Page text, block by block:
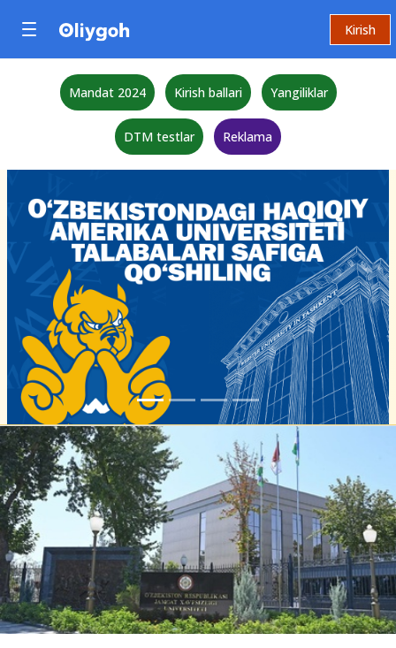
Kirish
Mandat 2024 Kirish ballari Yangiliklar
DTM testlar Reklama